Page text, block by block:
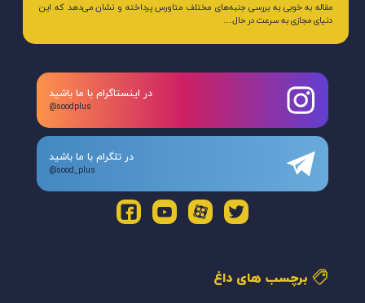
مقاله به خوبی به بررسی جنبه‌های مختلف متاورس پرداخته و نشان می‌دهد که این
دنیای مجازی به سرعت در حال…
در اینستاگرام با ما باشید
@soodplus
در تلگرام با ما باشید
@sood_plus
برچسب های داغ